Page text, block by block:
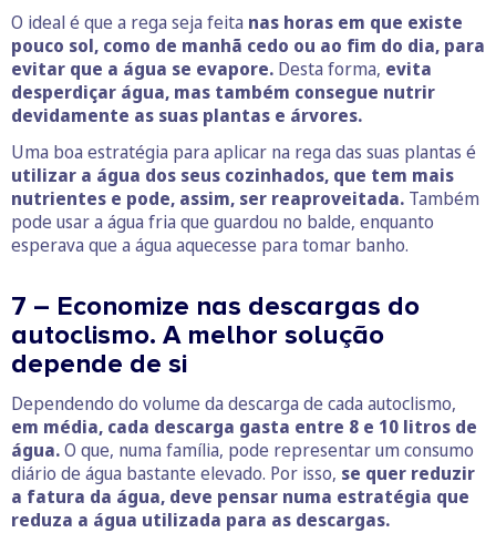
O ideal é que a rega seja feita nas horas em que existe
pouco sol, como de manhã cedo ou ao fim do dia, para
evitar que a água se evapore. Desta forma, evita
desperdiçar água, mas também consegue nutrir
devidamente as suas plantas e árvores.
Uma boa estratégia para aplicar na rega das suas plantas é
utilizar a água dos seus cozinhados, que tem mais
nutrientes e pode, assim, ser reaproveitada. Também
pode usar a água fria que guardou no balde, enquanto
esperava que a água aquecesse para tomar banho.
7 – Economize nas descargas do
autoclismo. A melhor solução
depende de si
Dependendo do volume da descarga de cada autoclismo,
em média, cada descarga gasta entre 8 e 10 litros de
água.O que, numa família, pode representar um consumo
diário de água bastante elevado. Por isso, se quer reduzir
a fatura da água, deve pensar numa estratégia que
reduza a água utilizada para as descargas.